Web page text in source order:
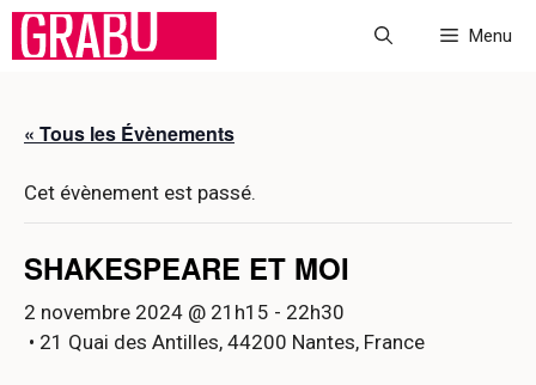
Aller
Menu
« Tous les Évènements
Cet évènement est passé.
SHAKESPEARE ET MOI
2 novembre 2024 @ 21h15 - 22h30
• 21 Quai des Antilles, 44200 Nantes, France